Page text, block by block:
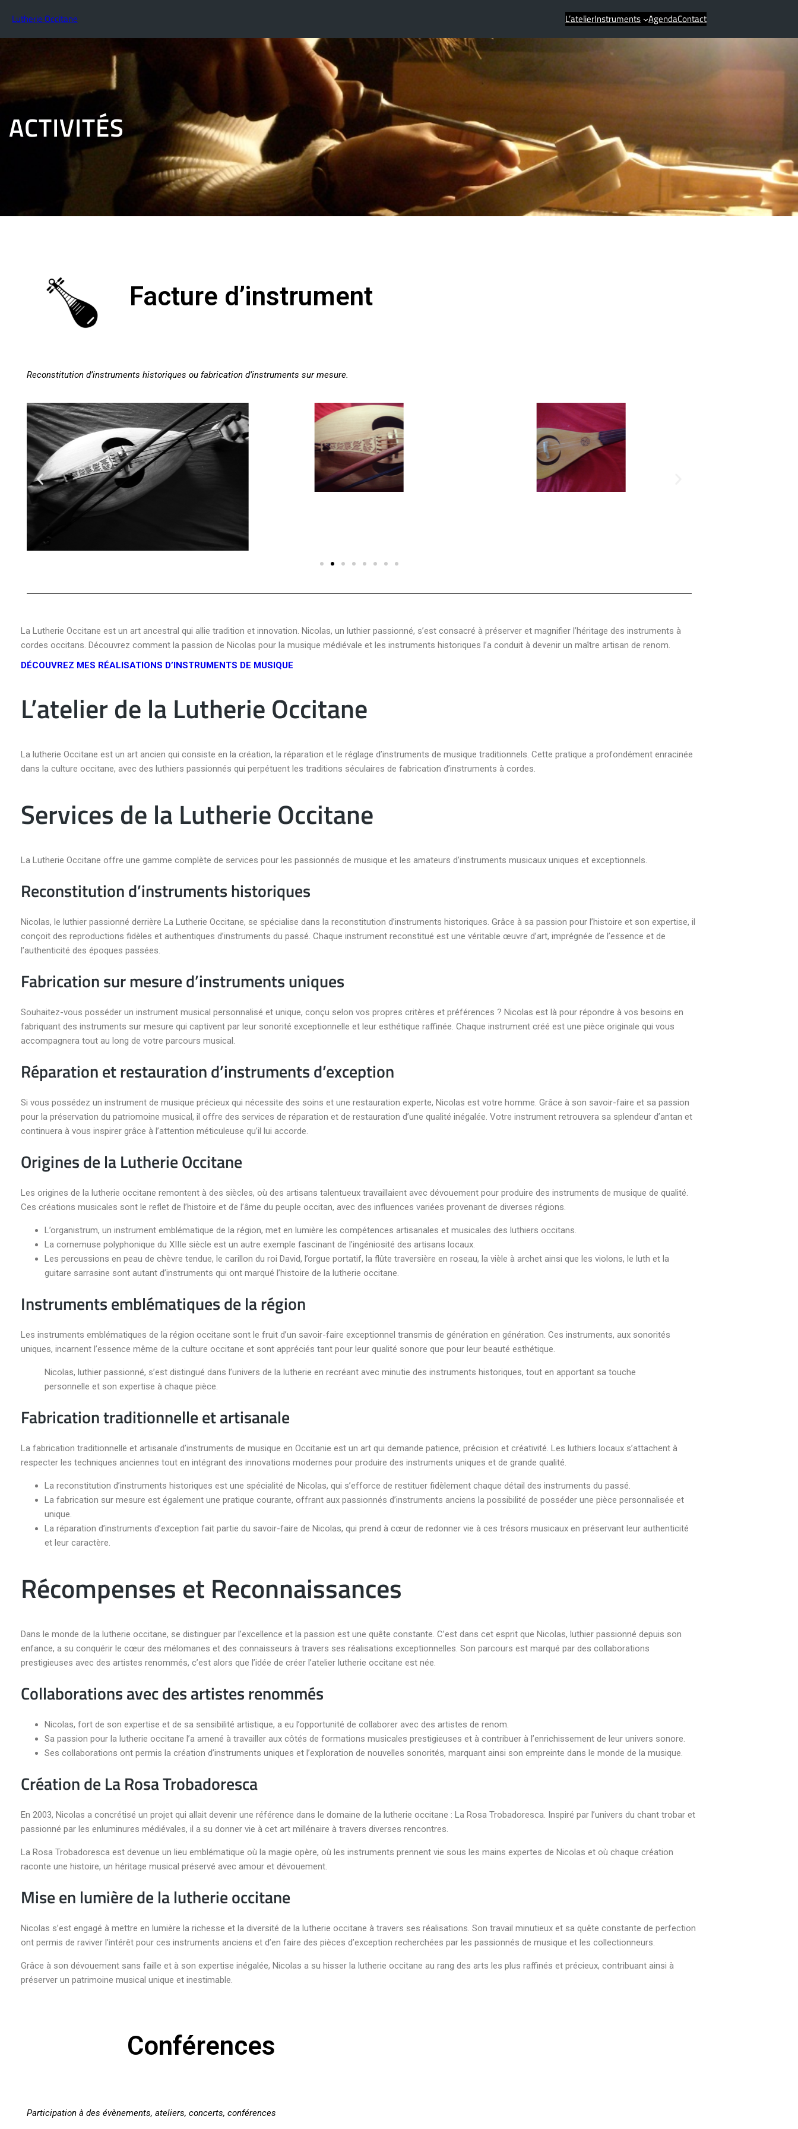
Lutherie Occitane L’atelierInstruments AgendaContact
ACTIVITÉS
Facture d’instrument
Reconstitution d’instruments historiques ou fabrication d’instruments sur mesure.
La Lutherie Occitane est un art ancestral qui allie tradition et innovation. Nicolas, un luthier passionné, s’est consacré à préserver et magnifier l’héritage des instruments à
cordes occitans. Découvrez comment la passion de Nicolas pour la musique médiévale et les instruments historiques l’a conduit à devenir un maître artisan de renom.
DÉCOUVREZ MES RÉALISATIONS D’INSTRUMENTS DE MUSIQUE
L’atelier de la Lutherie Occitane
La lutherie Occitane est un art ancien qui consiste en la création, la réparation et le réglage d’instruments de musique traditionnels. Cette pratique a profondément enracinée
dans la culture occitane, avec des luthiers passionnés qui perpétuent les traditions séculaires de fabrication d’instruments à cordes.
Services de la Lutherie Occitane
La Lutherie Occitane offre une gamme complète de services pour les passionnés de musique et les amateurs d’instruments musicaux uniques et exceptionnels.
Reconstitution d’instruments historiques
Nicolas, le luthier passionné derrière La Lutherie Occitane, se spécialise dans la reconstitution d’instruments historiques. Grâce à sa passion pour l’histoire et son expertise, il
conçoit des reproductions fidèles et authentiques d’instruments du passé. Chaque instrument reconstitué est une véritable œuvre d’art, imprégnée de l’essence et de
l’authenticité des époques passées.
Fabrication sur mesure d’instruments uniques
Souhaitez-vous posséder un instrument musical personnalisé et unique, conçu selon vos propres critères et préférences ? Nicolas est là pour répondre à vos besoins en
fabriquant des instruments sur mesure qui captivent par leur sonorité exceptionnelle et leur esthétique raffinée. Chaque instrument créé est une pièce originale qui vous
accompagnera tout au long de votre parcours musical.
Réparation et restauration d’instruments d’exception
Si vous possédez un instrument de musique précieux qui nécessite des soins et une restauration experte, Nicolas est votre homme. Grâce à son savoir-faire et sa passion
pour la préservation du patriomoine musical, il offre des services de réparation et de restauration d’une qualité inégalée. Votre instrument retrouvera sa splendeur d’antan et
continuera à vous inspirer grâce à l’attention méticuleuse qu’il lui accorde.
Origines de la Lutherie Occitane
Les origines de la lutherie occitane remontent à des siècles, où des artisans talentueux travaillaient avec dévouement pour produire des instruments de musique de qualité.
Ces créations musicales sont le reflet de l’histoire et de l’âme du peuple occitan, avec des influences variées provenant de diverses régions.
L’organistrum, un instrument emblématique de la région, met en lumière les compétences artisanales et musicales des luthiers occitans.
La cornemuse polyphonique du XIIIe siècle est un autre exemple fascinant de l’ingéniosité des artisans locaux.
Les percussions en peau de chèvre tendue, le carillon du roi David, l’orgue portatif, la flûte traversière en roseau, la vièle à archet ainsi que les violons, le luth et la
guitare sarrasine sont autant d’instruments qui ont marqué l’histoire de la lutherie occitane.
Instruments emblématiques de la région
Les instruments emblématiques de la région occitane sont le fruit d’un savoir-faire exceptionnel transmis de génération en génération. Ces instruments, aux sonorités
uniques, incarnent l’essence même de la culture occitane et sont appréciés tant pour leur qualité sonore que pour leur beauté esthétique.
Nicolas, luthier passionné, s’est distingué dans l’univers de la lutherie en recréant avec minutie des instruments historiques, tout en apportant sa touche
personnelle et son expertise à chaque pièce.
Fabrication traditionnelle et artisanale
La fabrication traditionnelle et artisanale d’instruments de musique en Occitanie est un art qui demande patience, précision et créativité. Les luthiers locaux s’attachent à
respecter les techniques anciennes tout en intégrant des innovations modernes pour produire des instruments uniques et de grande qualité.
La reconstitution d’instruments historiques est une spécialité de Nicolas, qui s’efforce de restituer fidèlement chaque détail des instruments du passé.
La fabrication sur mesure est également une pratique courante, offrant aux passionnés d’instruments anciens la possibilité de posséder une pièce personnalisée et
unique.
La réparation d’instruments d’exception fait partie du savoir-faire de Nicolas, qui prend à cœur de redonner vie à ces trésors musicaux en préservant leur authenticité
et leur caractère.
Récompenses et Reconnaissances
Dans le monde de la lutherie occitane, se distinguer par l’excellence et la passion est une quête constante. C’est dans cet esprit que Nicolas, luthier passionné depuis son
enfance, a su conquérir le cœur des mélomanes et des connaisseurs à travers ses réalisations exceptionnelles. Son parcours est marqué par des collaborations
prestigieuses avec des artistes renommés, c’est alors que l’idée de créer l’atelier lutherie occitane est née.
Collaborations avec des artistes renommés
Nicolas, fort de son expertise et de sa sensibilité artistique, a eu l’opportunité de collaborer avec des artistes de renom.
Sa passion pour la lutherie occitane l’a amené à travailler aux côtés de formations musicales prestigieuses et à contribuer à l’enrichissement de leur univers sonore.
Ses collaborations ont permis la création d’instruments uniques et l’exploration de nouvelles sonorités, marquant ainsi son empreinte dans le monde de la musique.
Création de La Rosa Trobadoresca
En 2003, Nicolas a concrétisé un projet qui allait devenir une référence dans le domaine de la lutherie occitane : La Rosa Trobadoresca. Inspiré par l’univers du chant trobar et
passionné par les enluminures médiévales, il a su donner vie à cet art millénaire à travers diverses rencontres.
La Rosa Trobadoresca est devenue un lieu emblématique où la magie opère, où les instruments prennent vie sous les mains expertes de Nicolas et où chaque création
raconte une histoire, un héritage musical préservé avec amour et dévouement.
Mise en lumière de la lutherie occitane
Nicolas s’est engagé à mettre en lumière la richesse et la diversité de la lutherie occitane à travers ses réalisations. Son travail minutieux et sa quête constante de perfection
ont permis de raviver l’intérêt pour ces instruments anciens et d’en faire des pièces d’exception recherchées par les passionnés de musique et les collectionneurs.
Grâce à son dévouement sans faille et à son expertise inégalée, Nicolas a su hisser la lutherie occitane au rang des arts les plus raffinés et précieux, contribuant ainsi à
préserver un patrimoine musical unique et inestimable.
Conférences
Participation à des évènements, ateliers, concerts, conférences